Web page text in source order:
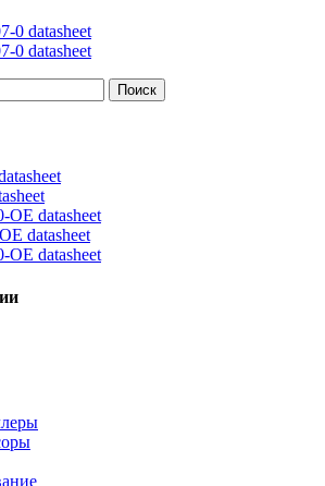
0 datasheet
0 datasheet
datasheet
datasheet
datasheet